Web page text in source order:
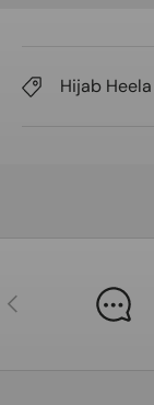
Hijab Heela
Précédent